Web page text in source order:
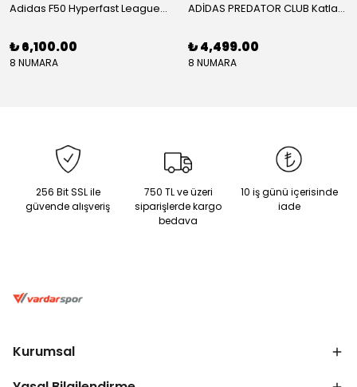
Adidas F50 Hyperfast League Mid Erkek Krampon (IH7090)
₺ 6,100.00
8 NUMARA
ADİDAS PREDATOR CLUB Katlanır Dilli Çim Saha/Çoklu Zemin Kramponu JR3330
₺ 4,499.00
8 NUMARA
256 Bit SSL ile
güvende alışveriş
750 TL ve üzeri
siparişlerde kargo
bedava
10 iş günü içerisinde
iade
Kurumsal